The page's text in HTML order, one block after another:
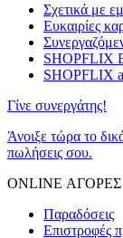
Σχετικά με
Ευκαιρίες
SHOPFLIX
SHOPFLIX
Γίνε συνεργάτης!
Άνοιξε τώρα το
πωλήσεις σου.
ONLINE ΑΓΟΡΕΣ
Παραδόσεις
Επιστροφές